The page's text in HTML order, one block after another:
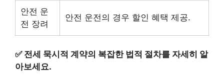
안전 운
전 장려
안전 운전의 경우 할인 혜택 제공.
✅ 전세 묵시적 계약의 복잡한 법적 절차를 자세히 알
아보세요.